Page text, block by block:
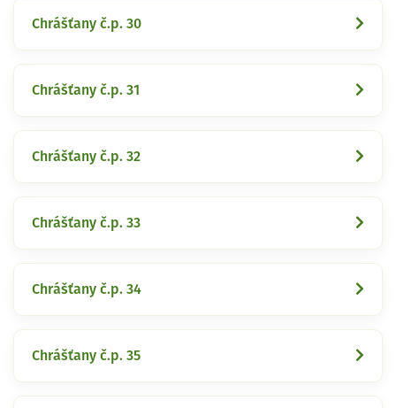
Chrášťany č.p. 30
Chrášťany č.p. 31
Chrášťany č.p. 32
Chrášťany č.p. 33
Chrášťany č.p. 34
Chrášťany č.p. 35